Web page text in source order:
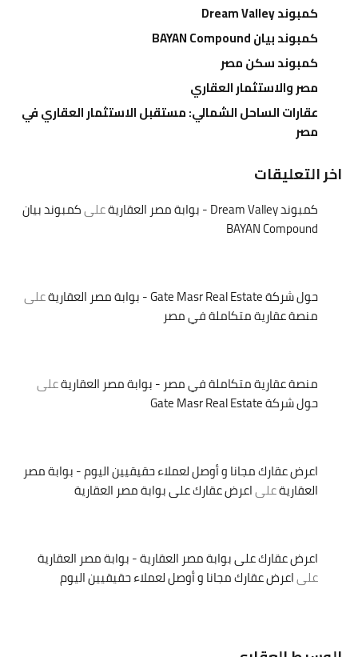
كمبوند Dream Valley
كمبوند بيان BAYAN Compound
كمبوند سكن مصر
مصر والاستثمار العقاري
عقارات الساحل الشمالي: مستقبل الاستثمار العقاري في
مصر
اخر التعليقات
كمبوند Dream Valley - بوابة مصر العقارية علىكمبوند بيان
BAYAN Compound
حول شركة Gate Masr Real Estate - بوابة مصر العقارية
على
منصة عقارية متكاملة في مصر
منصة عقارية متكاملة في مصر - بوابة مصر العقاريةعلى
حول شركة Gate Masr Real Estate
اعرض عقارك مجانا و أوصل لعملاء حقيقيين اليوم - بوابة مصر
العقاريةعلىاعرض عقارك على بوابة مصر العقارية
اعرض عقارك على بوابة مصر العقارية - بوابة مصر العقارية
علىاعرض عقارك مجانا و أوصل لعملاء حقيقيين اليوم